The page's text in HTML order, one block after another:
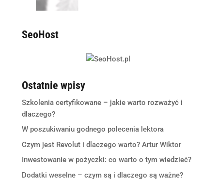
SeoHost
Ostatnie wpisy
Szkolenia certyfikowane – jakie warto rozważyć i
dlaczego?
W poszukiwaniu godnego polecenia lektora
Czym jest Revolut i dlaczego warto? Artur Wiktor
Inwestowanie w pożyczki: co warto o tym wiedzieć?
Dodatki weselne – czym są i dlaczego są ważne?